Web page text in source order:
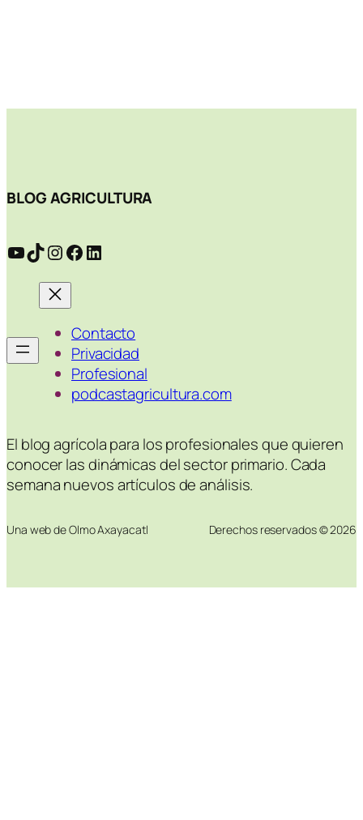
BLOG AGRICULTURA
YouTube
TikTok
Instagram
Facebook
LinkedIn
Contacto
Privacidad
Profesional
podcastagricultura.com
El blog agrícola para los profesionales que quieren
conocer las dinámicas del sector primario. Cada
semana nuevos artículos de análisis.
Una web de Olmo Axayacatl Derechos reservados © 2026